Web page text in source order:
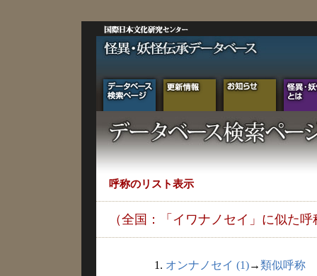
呼称のリスト表示
（全国：「イワナノセイ」に似た呼
1. オンナノセイ (1)→類似呼称